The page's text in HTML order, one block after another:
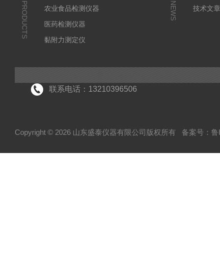
PRODUCTS
农业食品检测仪器
医药检测仪器
黏附力测定仪
NEWS
技术文
联系电话：13210396506
Copyright © 2026 山东盛泰仪器有限公司版权所有 备案号：